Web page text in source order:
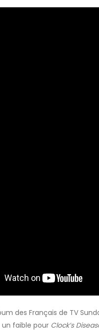
des Français de TV
un faible pour Clock’s